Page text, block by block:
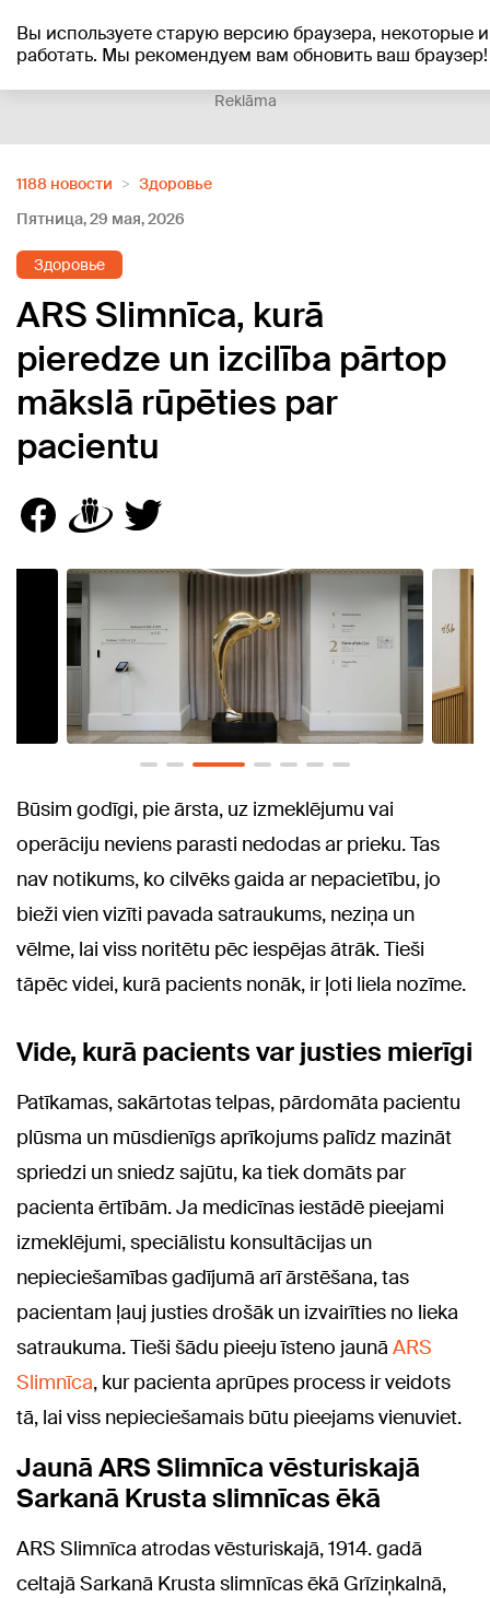
Вы используете старую версию браузера, некоторые
работать. Мы рекомендуем вам обновить ваш браузер!
+21°C
Reklāma
1188 новости
Здоровье
Пятница, 29 мая, 2026
Здоровье
ARS Slimnīca, kurā
pieredze un izcilība pārtop
mākslā rūpēties par
pacientu
Būsim godīgi, pie ārsta, uz izmeklējumu vai
operāciju neviens parasti nedodas ar prieku. Tas
nav notikums, ko cilvēks gaida ar nepacietību, jo
bieži vien vizīti pavada satraukums, neziņa un
vēlme, lai viss noritētu pēc iespējas ātrāk. Tieši
tāpēc videi, kurā pacients nonāk, ir ļoti liela nozīme.
Vide, kurā pacients var justies mierīgi
Patīkamas, sakārtotas telpas, pārdomāta pacientu
plūsma un mūsdienīgs aprīkojums palīdz mazināt
spriedzi un sniedz sajūtu, ka tiek domāts par
pacienta ērtībām. Ja medicīnas iestādē pieejami
izmeklējumi, speciālistu konsultācijas un
nepieciešamības gadījumā arī ārstēšana, tas
pacientam ļauj justies drošāk un izvairīties no lieka
satraukuma. Tieši šādu pieeju īsteno jaunā ARS
Slimnīca, kur pacienta aprūpes process ir veidots
tā, lai viss nepieciešamais būtu pieejams vienuviet.
Jaunā ARS Slimnīca vēsturiskajā
Sarkanā Krusta slimnīcas ēkā
ARS Slimnīca atrodas vēsturiskajā, 1914. gadā
celtajā Sarkanā Krusta slimnīcas ēkā Grīziņkalnā,